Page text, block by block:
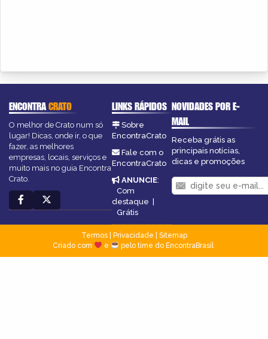
ENCONTRACRATO
O melhor de Crato num só
lugar! Dicas, onde ir, o que
fazer, as melhores
empresas, locais, serviços e
muito mais no guia Encontra
Crato.
LINKS RÁPIDOS
Sobre
EncontraCrato
Fale com o
EncontraCrato
ANUNCIE:
Com
destaque |
Grátis
NOVIDADES POR E-
MAIL
Receba grátis as
principais notícias,
dicas e promoções
Termos| Privacidade
Sitemap
Criado com
e pelo time do EncontraBrasil